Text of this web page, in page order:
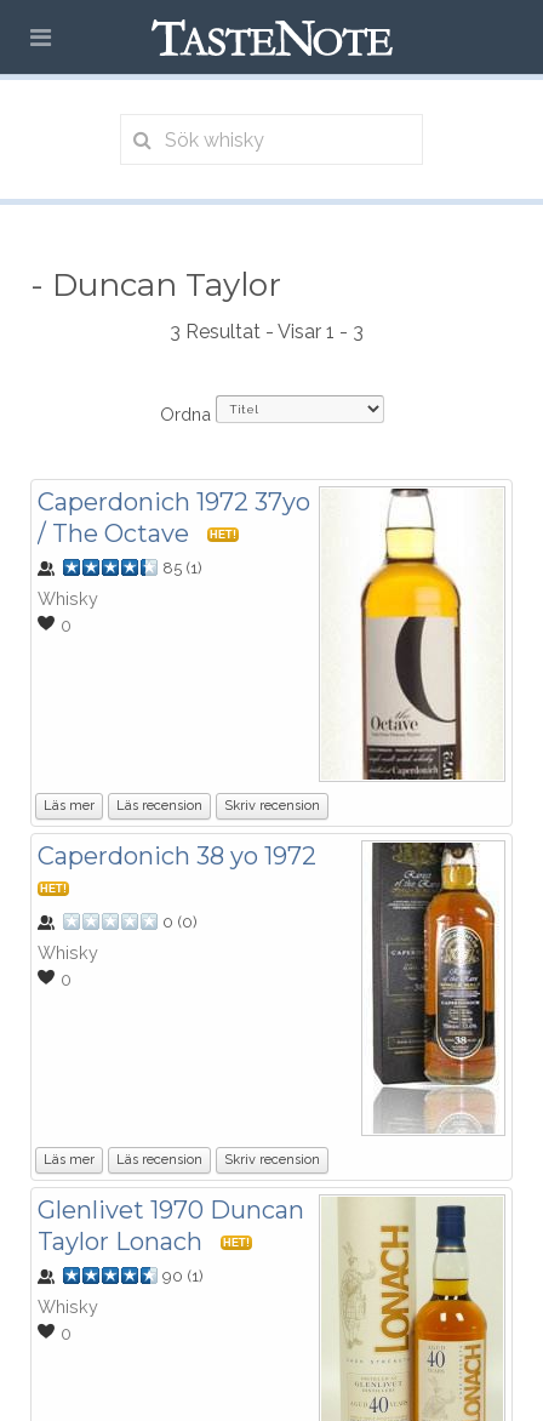
- Duncan Taylor
3 Resultat - Visar 1 - 3
Ordna
Caperdonich 1972 37yo
/ The Octave
HET!
85 (1)
Whisky
0
Läs mer Läs recension Skriv recension
Caperdonich 38 yo 1972
HET!
0 (0)
Whisky
0
Läs mer Läs recension Skriv recension
Glenlivet 1970 Duncan
Taylor Lonach
HET!
90 (1)
Whisky
0